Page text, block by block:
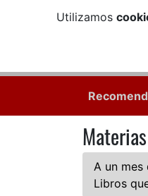
Utilizamos
Materias
A un mes
Libros